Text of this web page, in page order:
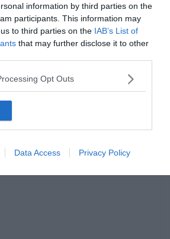
information by third parties on the
participants. This information may
to third parties on the IAB’s List of
that may further disclose it to other
Opt Outs
Data Access Privacy Policy
Hirdetés